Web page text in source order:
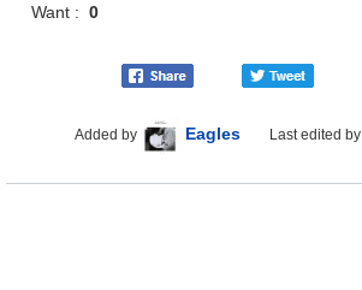
Want :0
Added by Eagles Last edited by